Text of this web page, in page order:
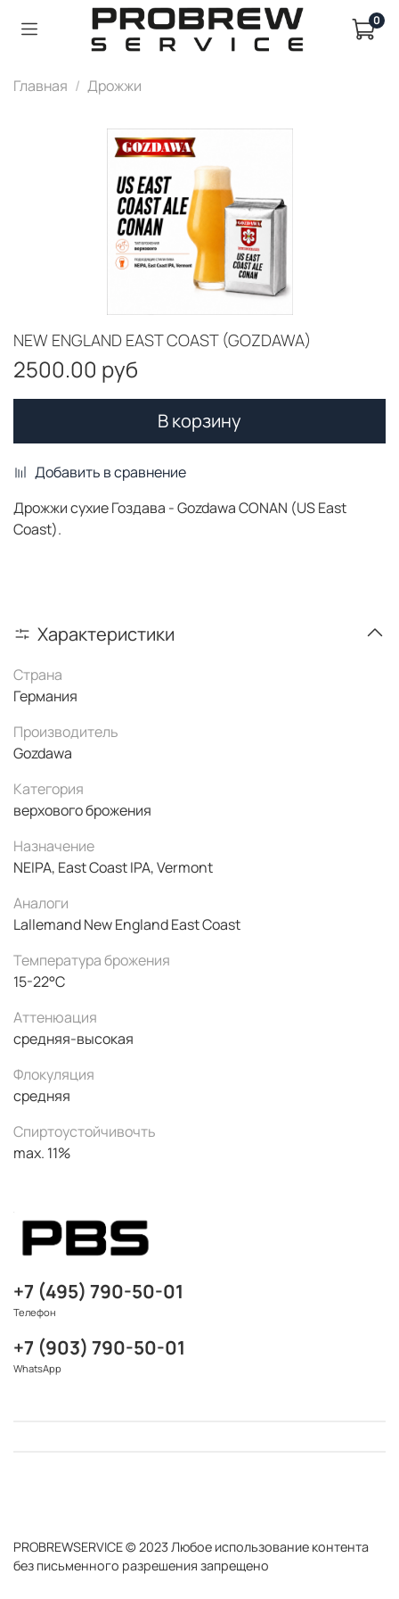
0
Главная Дрожжи
NEW ENGLAND EAST COAST (GOZDAWA)
2500.00 руб
В корзину
Добавить в сравнение
Дрожжи сухие Гоздава - Gozdawa CONAN (US East
Coast).
Характеристики
Страна
Германия
Производитель
Gozdawa
Категория
верхового брожения
Назначение
NEIPA, East Coast IPA, Vermont
Аналоги
Lallemand New England East Coast
Температура брожения
15-22°C
Аттенюация
средняя-высокая
Флокуляция
средняя
Спиртоустойчивочть
max. 11%
+7 (495) 790-50-01
Телефон
+7 (903) 790-50-01
WhatsApp
PROBREWSERVICE © 2023 Любое использование контента
без письменного разрешения запрещено